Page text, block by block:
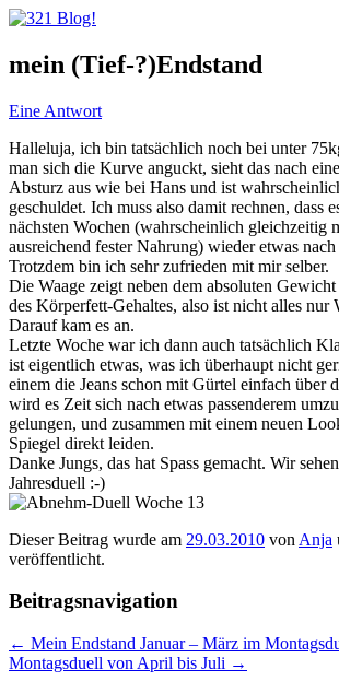
mein (Tief-?)Endstand
Eine Antwort
Halleluja, ich bin tatsächlich noch bei unter
man sich die Kurve anguckt, sieht das nach
Absturz aus wie bei Hans und ist
geschuldet. Ich muss also damit rechnen, dass
nächsten Wochen (wahrscheinlich gleichzeitig
ausreichend fester Nahrung) wieder etwas nach
Trotzdem bin ich sehr zufrieden mit mir selber.
Die Waage zeigt neben dem absoluten
des Körperfett-Gehaltes, also ist nicht alles nur
Darauf kam es an.
Letzte Woche war ich dann auch tatsächlich
ist eigentlich etwas, was ich überhaupt nicht
einem die Jeans schon mit Gürtel einfach über
wird es Zeit sich nach etwas passenderem
gelungen, und zusammen mit einem neuen
Spiegel direkt leiden.
Danke Jungs, das hat Spass gemacht. Wir
Jahresduell :-)
Dieser Beitrag wurde am 29.03.2010 von Anja
veröffentlicht.
Beitragsnavigation
← Mein Endstand Januar – März im
Montagsduell von April bis Juli →